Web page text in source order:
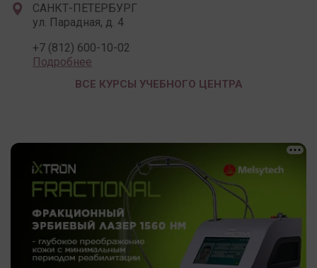
САНКТ-ПЕТЕРБУРГ
ул. Парадная, д. 4
+7 (812) 600-10-02
Подробнее
ВСЕ КУРСЫ УЧЕБНОГО ЦЕНТРА